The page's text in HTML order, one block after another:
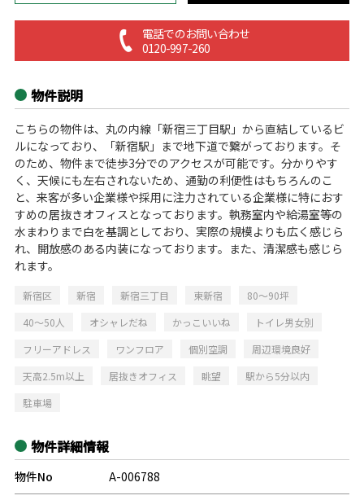
電話でのお問い合わせ
0120-997-260
物件説明
こちらの物件は、丸の内線「新宿三丁目駅」から直結しているビ
ルになっており、「新宿駅」まで地下道で繋がっております。そ
のため、物件まで徒歩3分でのアクセスが可能です。分かりやす
く、天候にも左右されないため、通勤の利便性はもちろんのこ
と、来客が多い企業様や採用に注力されている企業様に特におす
すめの居抜きオフィスとなっております。執務室内や給湯室等の
水まわりまで白を基調としており、実際の規模よりも広く感じら
れ、開放感のある内装になっております。また、清潔感も感じら
れます。
新宿区 新宿 新宿三丁目 東新宿
80～90坪
40～50人
オシャレだね かっこいいね
トイレ男女別
フリーアドレス
ワンフロア 個別空調
周辺環境良好
天高2.5m以上
居抜きオフィス 眺望
駅から5分以内
駐車場
物件詳細情報
物件No A-006788